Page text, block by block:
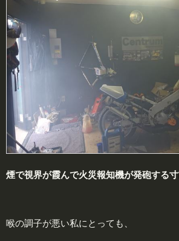
煙で視界が霞んで火災報知機が発砲する寸
喉の調子が悪い私にとっても、